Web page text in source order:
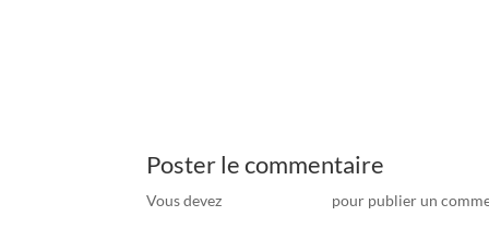
Poster le commentaire
Vous devez pour publier un